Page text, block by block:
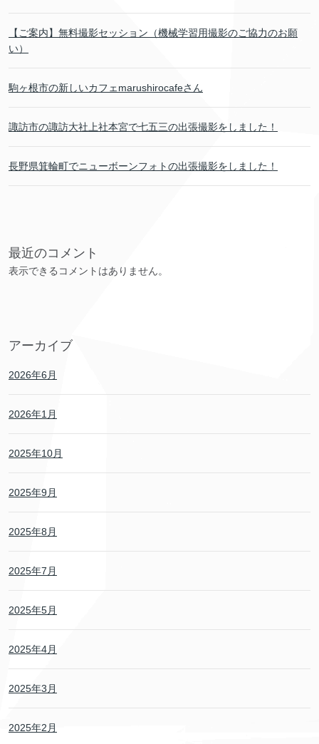
【ご案内】無料撮影セッション（機械学習用撮影のご協力のお願
い）
駒ヶ根市の新しいカフェmarushirocafeさん
諏訪市の諏訪大社上社本宮で七五三の出張撮影をしました！
長野県箕輪町でニューボーンフォトの出張撮影をしました！
最近のコメント
表示できるコメントはありません。
アーカイブ
2026年6月
2026年1月
2025年10月
2025年9月
2025年8月
2025年7月
2025年5月
2025年4月
2025年3月
2025年2月